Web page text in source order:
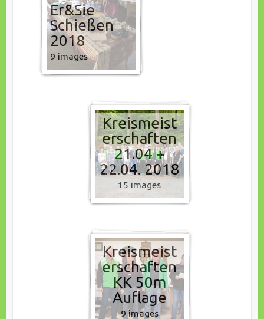
Er&Sie
Schießen
2018
9 images
Kreismeist
erschaften
21.04 +
22.04. 2018
15 images
Kreismeist
erschaften
KK 50m
Auflage
9 images